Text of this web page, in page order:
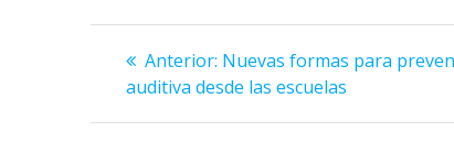
Navegación
de
Anterior: Entrada
anterior:
Nuevas formas para
auditiva desde las escuelas